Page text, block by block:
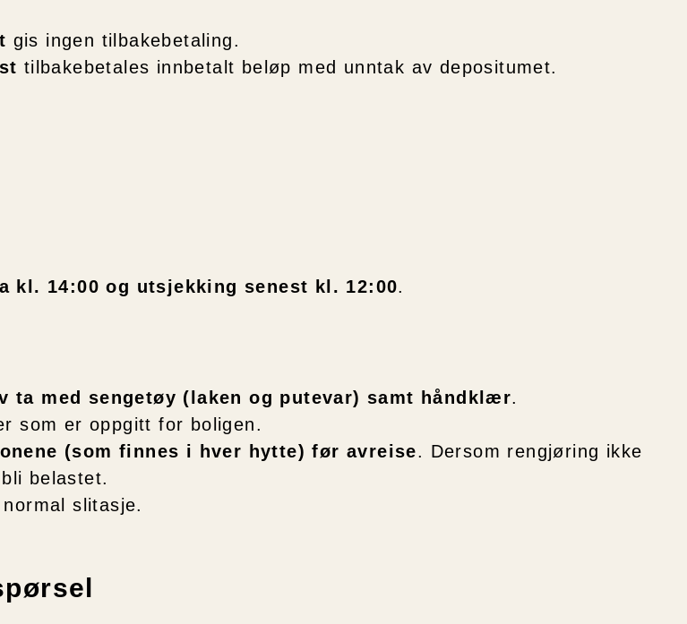
gis ingen tilbakebetaling.
tilbakebetales innbetalt beløp med unntak av depositumet.
kl. 14:00 og utsjekking senest kl. 12:00.
ta med sengetøy (laken og putevar) samt håndklær.
som er oppgitt for boligen.
(som finnes i hver hytte) før avreise. Dersom rengjøring ikke
belastet.
slitasje.